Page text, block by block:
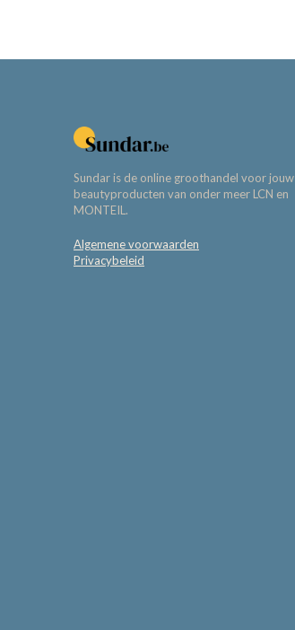
Sundar is de online groothandel voor jouw
beautyproducten van onder meer LCN en
MONTEIL.
Algemene voorwaarden
Privacybeleid